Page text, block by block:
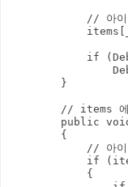
// 아이
if
        }
// items 에
public
        {
// 아이
if
            {